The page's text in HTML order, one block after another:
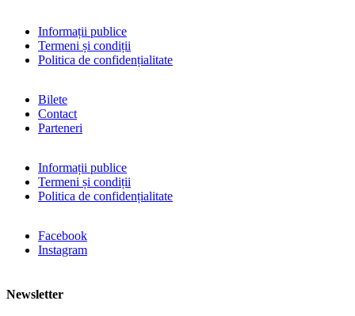
Informații publice
Termeni și condiții
Politica de confidențialitate
Bilete
Contact
Parteneri
Informații publice
Termeni și condiții
Politica de confidențialitate
Facebook
Instagram
Newsletter